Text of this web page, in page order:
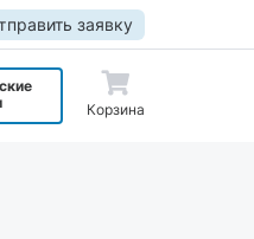
заявку
Корзина